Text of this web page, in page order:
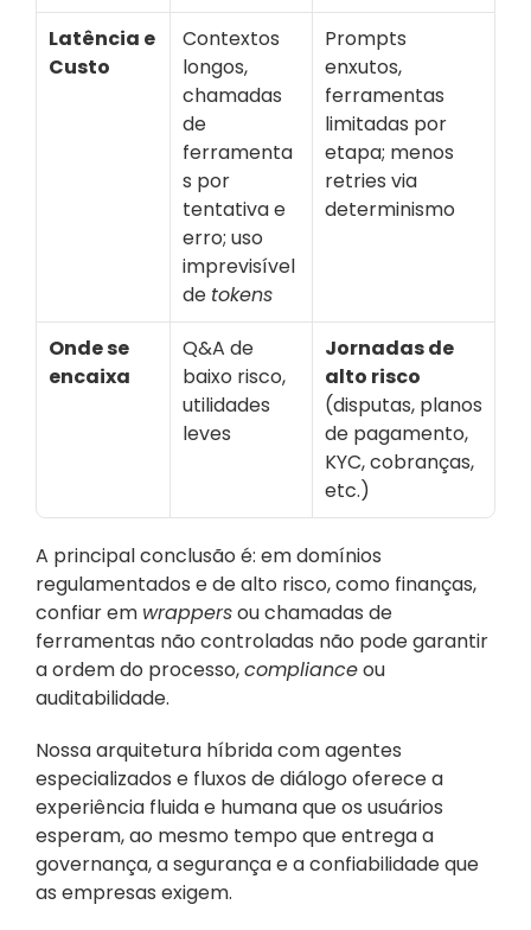
Latência e
Custo
Contextos
longos,
chamadas
de
ferramenta
s por
tentativa e
erro; uso
imprevisível
de tokens
Prompts
enxutos,
ferramentas
limitadas por
etapa; menos
retries via
determinismo
Onde se
encaixa
Q&A de
baixo risco,
utilidades
leves
Jornadas de
alto risco
(disputas, planos
de pagamento,
KYC, cobranças,
etc.)
A principal conclusão é: em domínios
regulamentados e de alto risco, como finanças,
confiar em wrappers ou chamadas de
ferramentas não controladas não pode garantir
a ordem do processo, compliance ou
auditabilidade.
Nossa arquitetura híbrida com agentes
especializados e fluxos de diálogo oferece a
experiência fluida e humana que os usuários
esperam, ao mesmo tempo que entrega a
governança, a segurança e a confiabilidade que
as empresas exigem.